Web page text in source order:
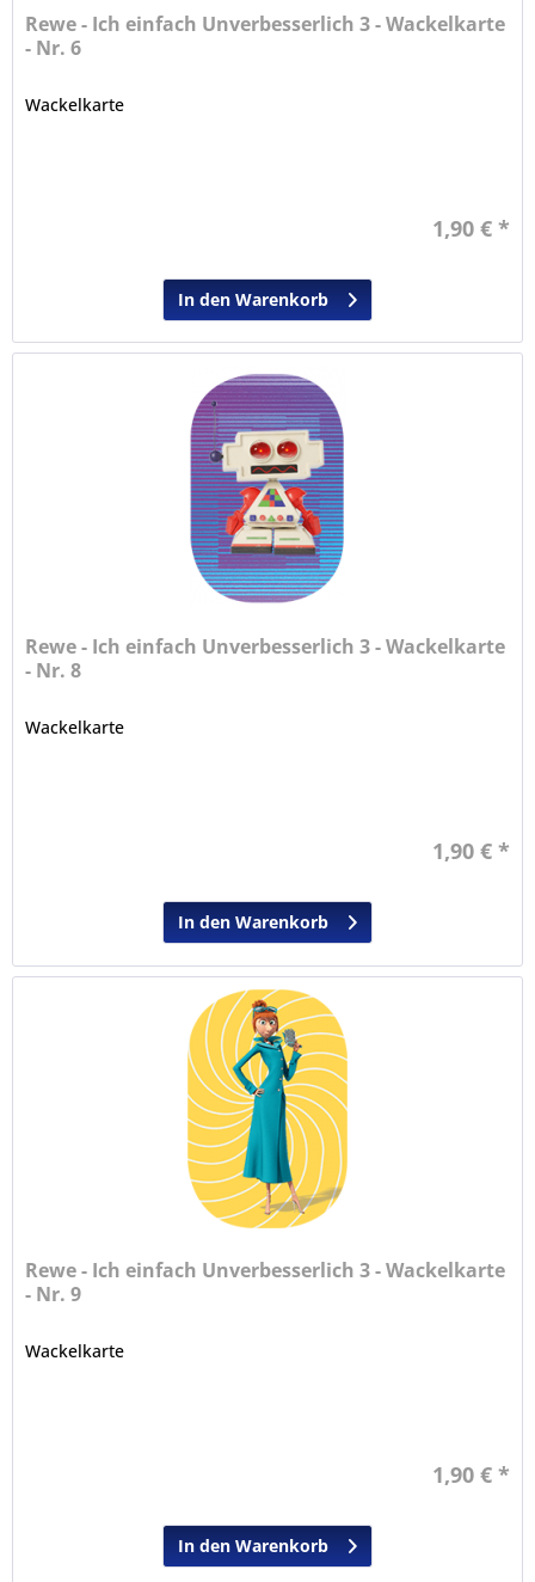
Rewe - Ich einfach Unverbesserlich 3 - Wackelkarte
- Nr. 6
Wackelkarte
1,90 € *
In den Warenkorb
Rewe - Ich einfach Unverbesserlich 3 - Wackelkarte
- Nr. 8
Wackelkarte
1,90 € *
In den Warenkorb
Rewe - Ich einfach Unverbesserlich 3 - Wackelkarte
- Nr. 9
Wackelkarte
1,90 € *
In den Warenkorb